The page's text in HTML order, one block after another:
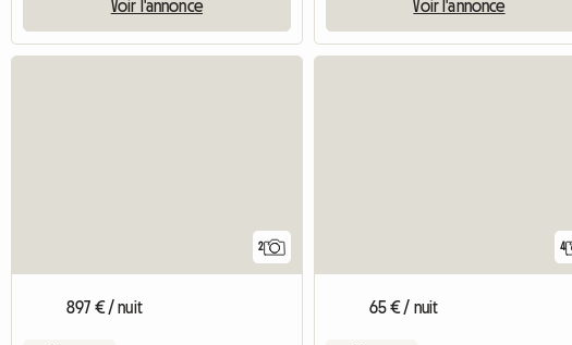
Voir l'annonce Voir l'annonce
2
897 € / nuit
4
65 € / nuit